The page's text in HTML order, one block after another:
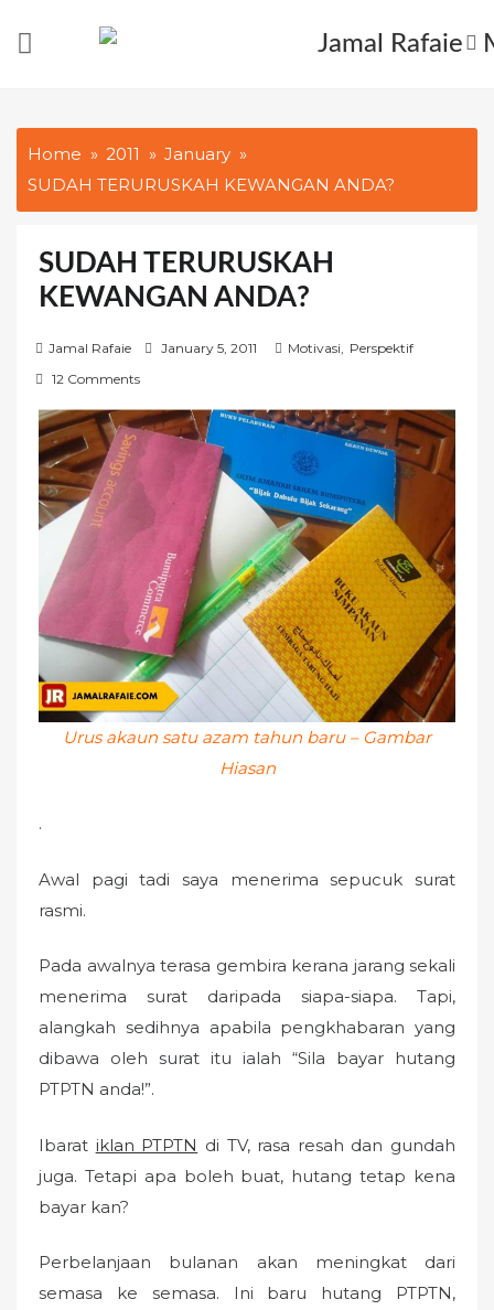
Home 2011
January
SUDAH TERURUSKAH KEWANGAN ANDA?
SUDAH TERURUSKAH
KEWANGAN ANDA?
Jamal Rafaie
t
January 5, 2011 Motivasi, Perspektif
12 Comments
Urus akaun satu azam tahun baru – Gambar
Hiasan
.
Awal pagi tadi saya menerima sepucuk surat
rasmi.
Pada awalnya terasa gembira kerana jarang sekali
menerima surat daripada siapa-siapa. Tapi,
alangkah sedihnya apabila pengkhabaran yang
dibawa oleh surat itu ialah “Sila bayar hutang
PTPTN anda!”.
Ibarat iklan PTPTN di TV, rasa resah dan gundah
juga. Tetapi apa boleh buat, hutang tetap kena
bayar kan?
Perbelanjaan bulanan akan meningkat dari
semasa ke semasa. Ini baru hutang PTPTN,